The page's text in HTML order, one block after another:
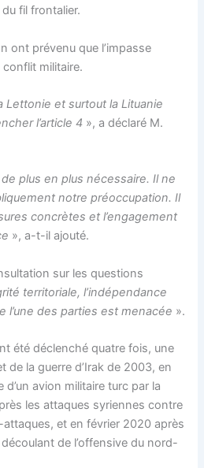
fil frontalier.
ont prévenu que l’impasse
militaire.
Lettonie et surtout la Lituanie
l’article 4 », a déclaré M.
plus en plus nécessaire. Il ne
notre préoccupation. Il
concrètes et l’engagement
», a-t-il ajouté.
sur les questions
territoriale, l’indépendance
l’une des parties est menacée ».
été déclenché quatre fois, une
de la guerre d’Irak de 2003, en
d’un avion militaire turc par la
les attaques syriennes contre
et en février 2020 après
de l’offensive du nord-